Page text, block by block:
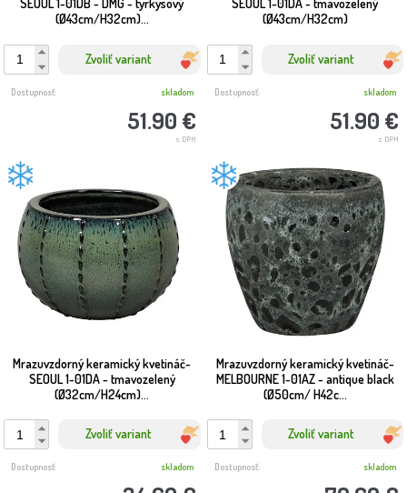
SEOUL 1-01DB - DMG - tyrkysový
(Ø43cm/H32cm)...
Zvoliť variant
51.90 €
s DPH
Dostupnosť: skladom
SEOUL 1-01DA - tmavozelený
(Ø43cm/H32cm)
Zvoliť variant
51.90 €
s DPH
Dostupnosť: skladom
Mrazuvzdorný keramický kvetináč-
SEOUL 1-01DA - tmavozelený
(Ø32cm/H24cm)...
Zvoliť variant
Dostupnosť: skladom
Mrazuvzdorný keramický kvetináč-
MELBOURNE 1-01AZ - antique black
(Ø50cm/ H42c...
Zvoliť variant
Dostupnosť: skladom